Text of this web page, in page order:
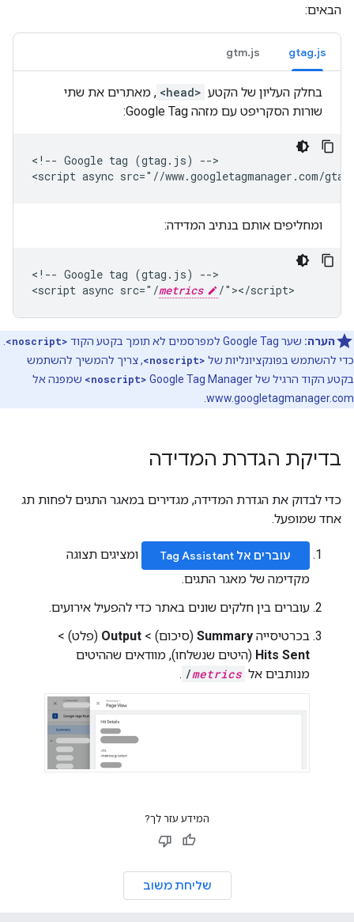
הבאים:
gtag.js
gtm.js
בחלק העליון של הקטע <head> , מאתרים את שתי
שורות הסקריפט עם מזהה Google Tag:
<!-- Google tag (gtag.js) -->
<script async src="//www.googletagmanager.com/
ומחליפים אותם בנתיב המדידה:
<!-- Google tag (gtag.js) -->
<script async src="/metrics
הערה: שער Google Tag למפרסמים לא תומך בקטע הקוד <noscript>
כדי להשתמש בפונקציונליות של <noscript>, צריך להמשיך להשתמש
בקטע הקוד הרגיל של Google Tag Manager
<noscript> שמפנה אל
www.googletagmanager.com.
בדיקת הגדרת המדידה
כדי לבדוק את הגדרת המדידה, מגדירים במאגר התגים לפחות תג
אחד שמופעל.
עוברים אל Tag Assistant
ומציגים תצוגה
מקדימה של מאגר התגים.
עוברים בין חלקים שונים באתר כדי להפעיל אירועים.
בכרטיסייה Summary (סיכום) > Output (פלט) >
Hits Sent (היטים שנשלחו), מוודאים שההיטים
מנותבים אל
/metrics
.
המידע עזר לך?
שליחת משוב